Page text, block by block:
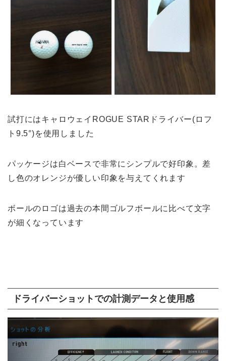
試打にはキャロウェイROGUE STARドライバー(ロフ
ト9.5°)を使用しました
パッケージは白ベースで非常にシンプルで好印象。差
し色のオレンジが優しい印象を与えてくれます
ボールのロゴは過去の本間ゴルフボールに比べて文字
が細くなっています
ドライバーショットでの計測データと使用感